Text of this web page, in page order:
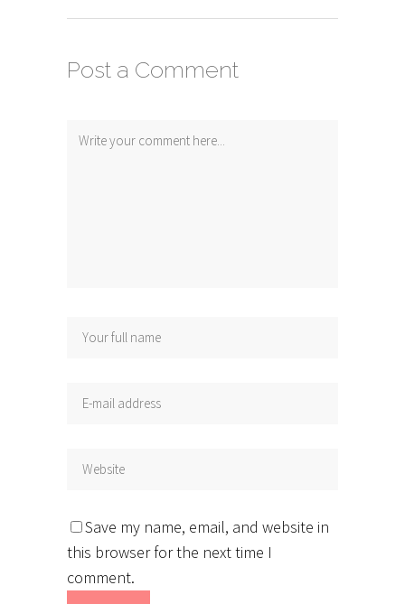
Post a Comment
Save my name, email, and website in
this browser for the next time I
comment.